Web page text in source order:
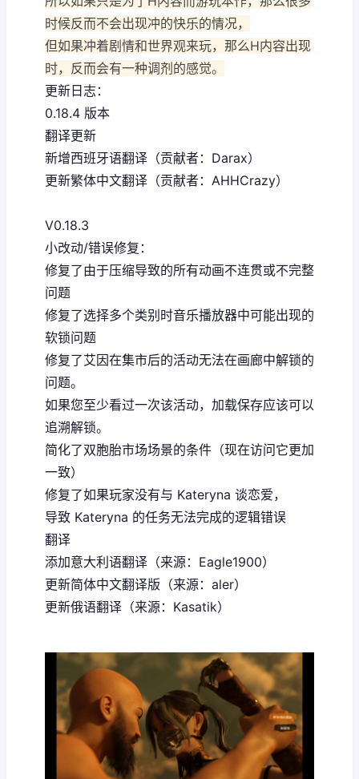
时候反而不会出现冲的快乐的情况，
但如果冲着剧情和世界观来玩，那么H内容出现
时，反而会有一种调剂的感觉。
更新日志：
0.18.4 版本
翻译更新
新增西班牙语翻译（贡献者：Darax）
更新繁体中文翻译（贡献者：AHHCrazy）
V0.18.3
小改动/错误修复：
修复了由于压缩导致的所有动画不连贯或不完整
问题
修复了选择多个类别时音乐播放器中可能出现的
软锁问题
修复了艾因在集市后的活动无法在画廊中解锁的
问题。
如果您至少看过一次该活动，加载保存应该可以
追溯解锁。
简化了双胞胎市场场景的条件（现在访问它更加
一致）
修复了如果玩家没有与 Kateryna 谈恋爱，
导致 Kateryna 的任务无法完成的逻辑错误
翻译
添加意大利语翻译（来源：Eagle1900）
更新简体中文翻译版（来源：aler）
更新俄语翻译（来源：Kasatik）